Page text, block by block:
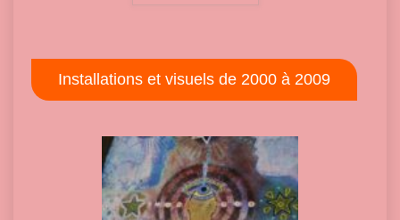
Installations et visuels de 2000 à 2009